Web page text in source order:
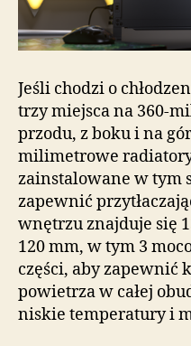
Jeśli chodzi o
trzy miejsca na 360-
przodu, z boku i na
milimetrowe
zainstalowane w tym
zapewnić
wnętrzu znajduje się
120 mm, w tym 3
części, aby zapewnić
powietrza w całej
niskie temperatury i